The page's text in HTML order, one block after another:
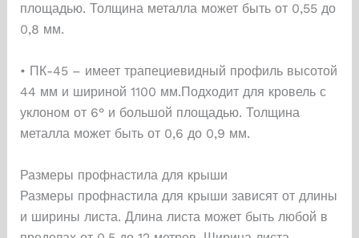
площадью. Толщина металла может быть от 0,55 до
0,8 мм.
• ПК-45 – имеет трапециевидный профиль высотой
44 мм и шириной 1100 мм.Подходит для кровель с
уклоном от 6° и большой площадью. Толщина
металла может быть от 0,6 до 0,9 мм.
Размеры профнастила для крыши
Размеры профнастила для крыши зависят от длины
и ширины листа. Длина листа может быть любой в